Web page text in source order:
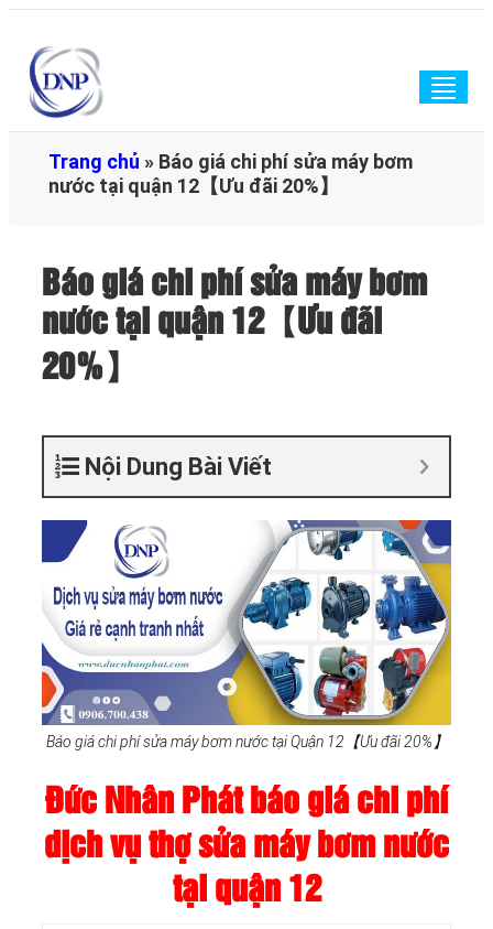
Trang chủ » Báo giá chi phí sửa máy bơm
nước tại quận 12【Ưu đãi 20%】
Báo giá chi phí sửa máy bơm
nước tại quận 12【Ưu đãi
20%】
Nội Dung Bài Viết
Báo giá chi phí sửa máy bơm nước tại Quận 12【Ưu đãi 20%】
Đức Nhân Phát báo giá chi phí
dịch vụ thợ sửa máy bơm nước
tại quận 12